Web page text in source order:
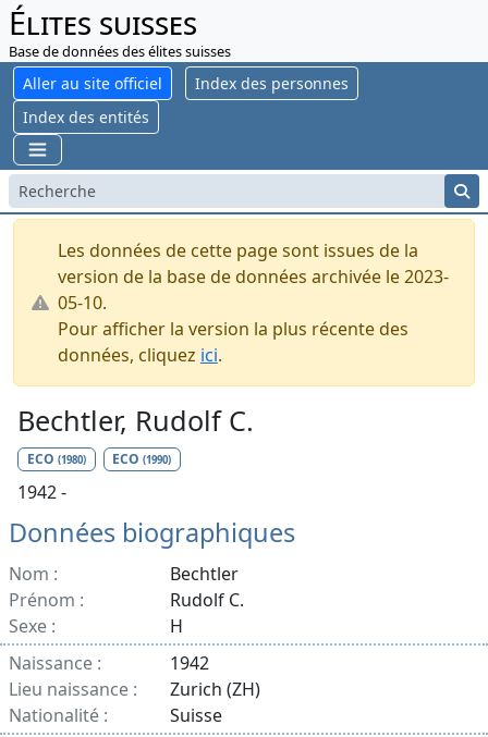
Élites suisses
Base de données des élites suisses
Aller au site officiel
Index des personnes
Index des entités
Les données de cette page sont issues de la
version de la base de données archivée le 2023-
05-10.
Pour afficher la version la plus récente des
données, cliquez ici.
Bechtler, Rudolf C.
ECO (1980) ECO(1990)
1942 -
Données biographiques
Nom :
Bechtler
Prénom :
Rudolf C.
Sexe :
H
Naissance :
1942
Lieu naissance :
Zurich (ZH)
Nationalité :
Suisse